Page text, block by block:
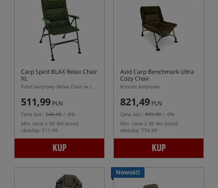
Carp Spirit BLAX Relax Chair
XL
Fotel karpiowy Relax Chair w rozmiarze XL serii BLAX
511,99 PLN
Cena kat.: 546,00 / -6%
Min. cena z 30 dni przed
obniżką: 511.99
KUP
Avid Carp Benchmark Ultra
Cozy Chair
Krzesło karpiowe
821,49 PLN
Cena kat.: 899,99 / -9%
Min. cena z 30 dni przed
obniżką: 774.99
KUP
Nowość!